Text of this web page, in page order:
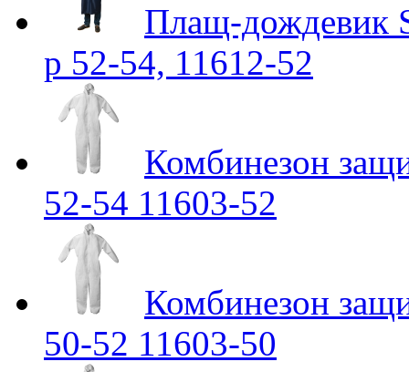
Плащ-дождевик
р 52-54, 11612-52
Комбинезон
52-54 11603-52
Комбинезон
50-52 11603-50